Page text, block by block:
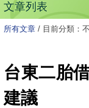
文章列表
所有文章 / 目前分類：
台東二胎
建議